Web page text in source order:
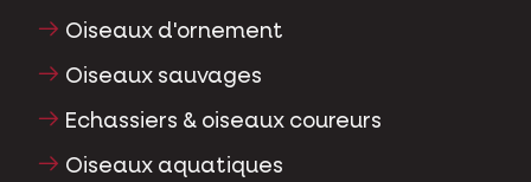
Oiseaux d'ornement
Oiseaux sauvages
Echassiers & oiseaux coureurs
Oiseaux aquatiques